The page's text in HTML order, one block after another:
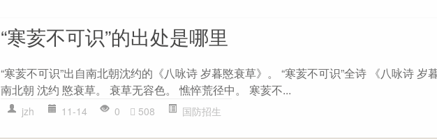
“寒荄不可识”的出处是哪里
“寒荄不可识”出自南北朝沈约的《八咏诗 岁暮愍衰草》。 “寒荄不可识”全诗 《八咏诗 岁
南北朝 沈约 愍衰草。 衰草无容色。 憔悴荒径中。 寒荄不...
jzh 11-14 0 508 国防招生